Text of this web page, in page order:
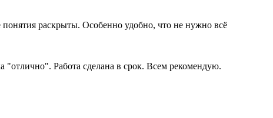
понятия раскрыты. Особенно удобно, что не нужно всё
"отлично". Работа сделана в срок. Всем рекомендую.